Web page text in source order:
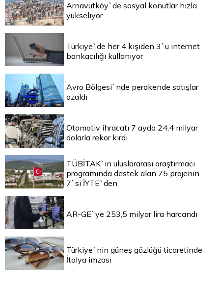
Arnavutköy`de sosyal konutlar hızla
yükseliyor
Türkiye`de her 4 kişiden 3`ü internet
bankacılığı kullanıyor
Avro Bölgesi`nde perakende satışlar
azaldı
Otomotiv ihracatı 7 ayda 24,4 milyar
dolarla rekor kırdı
TÜBİTAK`ın uluslararası araştırmacı
programında destek alan 75 projenin
7`si İYTE`den
AR-GE`ye 253,5 milyar lira harcandı
Türkiye`nin güneş gözlüğü ticaretinde
İtalya imzası